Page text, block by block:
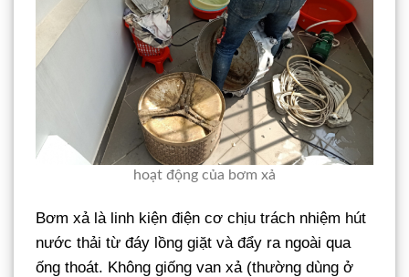
hoạt động của bơm xả
Bơm xả là linh kiện điện cơ chịu trách nhiệm hút
nước thải từ đáy lồng giặt và đẩy ra ngoài qua
ống thoát. Không giống van xả (thường dùng ở